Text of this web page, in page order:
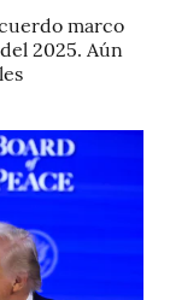
marco
2025. Aún